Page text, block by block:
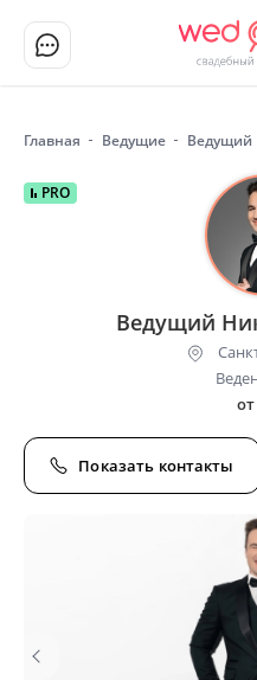
Главная Ведущие
PRO
Ведущий
от
Показать контакты